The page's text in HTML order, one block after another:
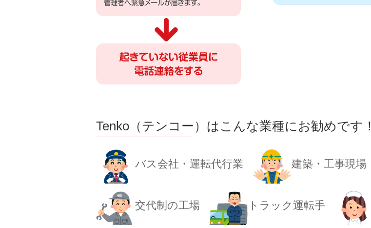
Tenko（テンコー）はこんな業種にお勧めです！
バス会社・運転代行業 建築・工事現場
交代制の工場 トラック運転手